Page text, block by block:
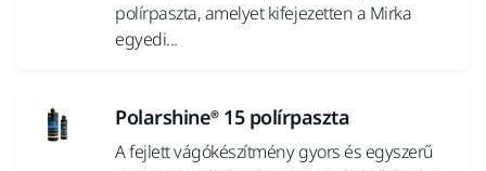
polírpaszta, amelyet kifejezetten a Mirka
egyedi...
Polarshine® 15 polírpaszta
A fejlett vágókészítmény gyors és egyszerű